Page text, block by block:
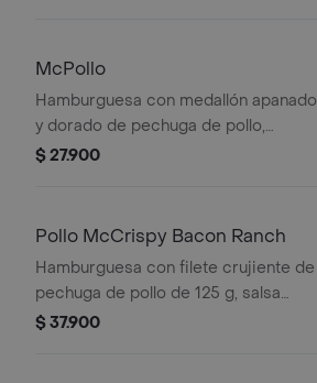
McPollo
Hamburguesa con medallón apanado
y dorado de pechuga de pollo,
mayonesa cremosa y lechuga fresca,
$ 27.900
Pollo McCrispy Bacon Ranch
Hamburguesa con filete crujiente de
pechuga de pollo de 125 g, salsa
ranch, tocineta ahumada, lechuga
$ 37.900